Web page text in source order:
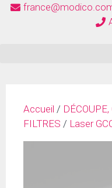
Accueil /
FILTRES / Laser